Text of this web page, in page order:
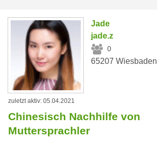
Jade
jade.z
0
65207 Wiesbaden
zuletzt aktiv: 05.04.2021
Chinesisch Nachhilfe von
Muttersprachler